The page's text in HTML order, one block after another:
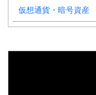
仮想通貨・暗号資産